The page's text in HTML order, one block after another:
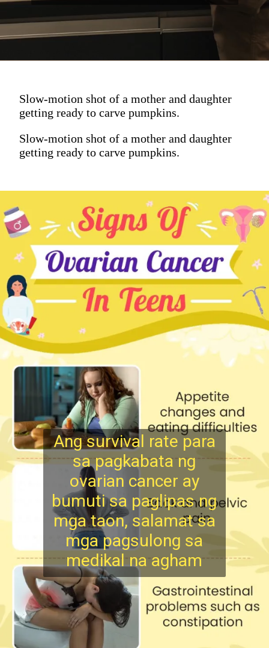
Slow-motion shot of a mother and daughter
getting ready to carve pumpkins.
Slow-motion shot of a mother and daughter
getting ready to carve pumpkins.
Ang survival rate para
sa pagkabata ng
ovarian cancer ay
bumuti sa paglipas ng
mga taon, salamat sa
mga pagsulong sa
medikal na agham